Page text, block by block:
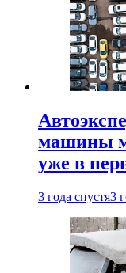
машины
уже в
3 года спустя3